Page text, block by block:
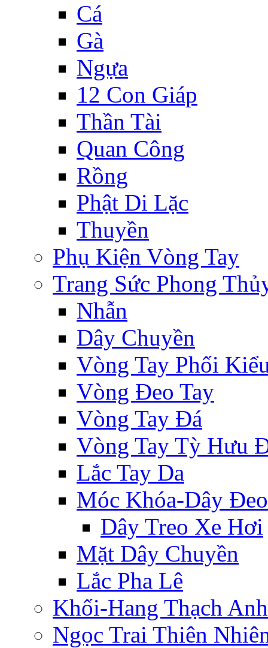
Cá
Gà
Ngựa
12 Con Giáp
Thần Tài
Quan Công
Rồng
Phật Di Lặc
Thuyền
Phụ Kiện Vòng Tay
Trang Sức Phong
Nhẫn
Dây Chuyền
Vòng Tay Phối
Vòng Đeo Tay
Vòng Tay Đá
Vòng Tay Tỳ Hưu
Lắc Tay Da
Móc Khóa-Dây Đeo
Dây Treo Xe Hơi
Mặt Dây Chuyền
Lắc Pha Lê
Khối-Hang Thạch Anh
Ngọc Trai Thiên